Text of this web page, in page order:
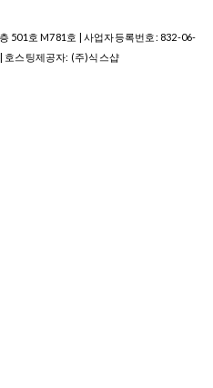
501호 M781호 | 사업자등록번호: 832-06-
| 호스팅제공자: (주)식스샵